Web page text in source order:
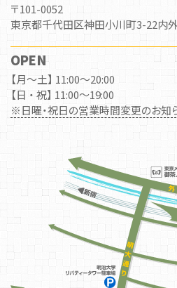
〒101-0052
東京都千代田区神田小川町3-22内
OPEN
【月～土】 11:00～20:00
【日 ・ 祝】 11:00～19:00
※日曜・祝日の営業時間変更のお知